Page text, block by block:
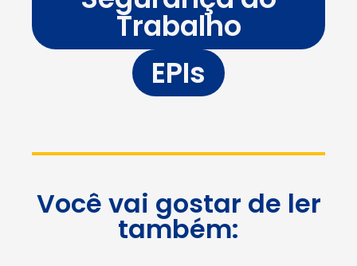
Trabalho
EPIs
Você vai gostar de ler
também: